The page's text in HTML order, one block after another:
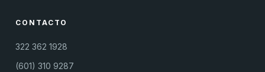
CONTACTO
322 362 1928
(601) 310 9287